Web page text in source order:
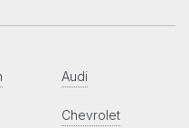
Audi
Chevrolet